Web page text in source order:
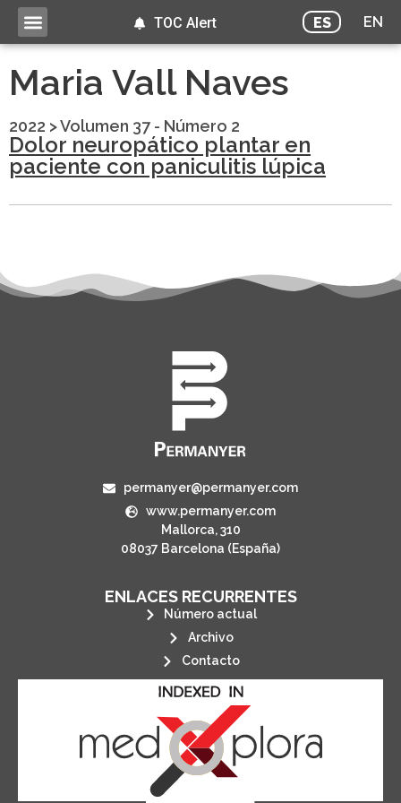
ES EN
TOC Alert
Maria Vall Naves
2022 >Volumen 37 - Número 2
Dolor neuropático plantar en
paciente con paniculitis lúpica
permanyer@permanyer.com
www.permanyer.com
Mallorca, 310
08037 Barcelona (España)
ENLACES RECURRENTES
Número actual
Archivo
Contacto